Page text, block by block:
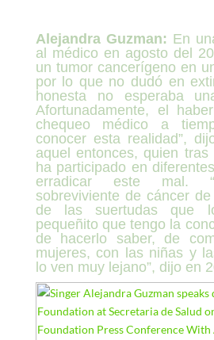
Alejandra Guzman: En
al médico en agosto del
un tumor cancerígeno en
por lo que no dudó en
honesta no esperaba
Afortunadamente, el
chequeo médico a
conocer esta realidad”,
aquel entonces, quien tras
ha participado en
erradicar este mal.
sobreviviente de cáncer
de las suertudas que
pequeñito que tengo la
de hacerlo saber, de
mujeres, con las niñas y
lo ven muy lejano”, dijo en